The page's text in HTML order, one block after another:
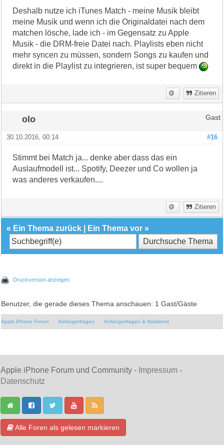
Deshalb nutze ich iTunes Match - meine Musik bleibt
meine Musik und wenn ich die Originaldatei nach dem
matchen lösche, lade ich - im Gegensatz zu Apple
Musik - die DRM-freie Datei nach. Playlists eben nicht
mehr syncen zu müssen, sondern Songs zu kaufen und
direkt in die Playlist zu integrieren, ist super bequem
Zitieren
olo Gast
#16
30.10.2016, 00:14
Stimmt bei Match ja... denke aber dass das ein
Auslaufmodell ist... Spotify, Deezer und Co wollen ja
was anderes verkaufen....
Zitieren
« Ein Thema zurück Ein Thema vor »
Druckversion anzeigen
Benutzer, die gerade dieses Thema anschauen: 1 Gast/Gäste
Apple iPhone Forum Anfängerfragen Anfängerfragen & Notdienst
Apple iPhone Forum und Community - Impressum -
Datenschutz
Alle Foren als gelesen markieren